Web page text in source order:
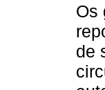
Os
de